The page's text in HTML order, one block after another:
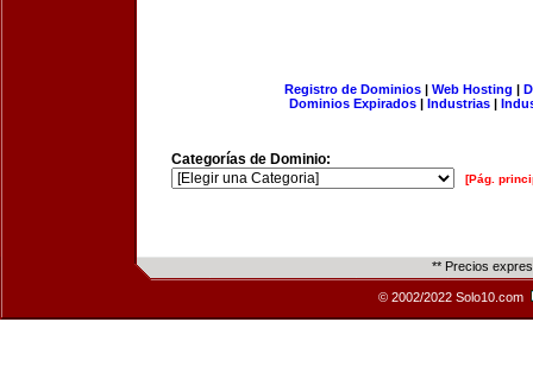
Registro de Dominios| Web Hosting |
Dominios Expirados | Industrias |
Categorías de Dominio:
[Pág.
** Precios
© 2002/2022 Solo10.com